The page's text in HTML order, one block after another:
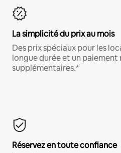
La simplicité du prix au mois
Des prix spéciaux pour les
longue durée et un paiement
supplémentaires.*
Réservez en toute confiance